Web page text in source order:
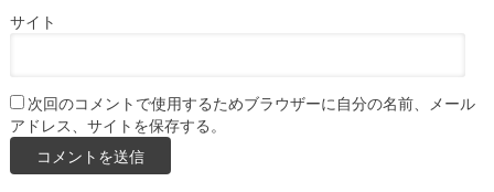
サイト
次回のコメントで使用するためブラウザーに自分の名前、メール
アドレス、サイトを保存する。